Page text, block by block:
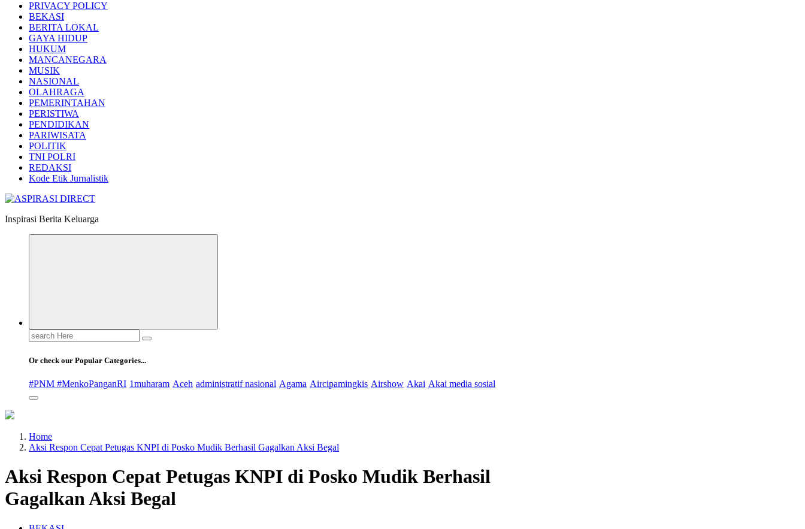
PRIVACY POLICY
BEKASI
BERITA LOKAL
GAYA HIDUP
HUKUM
MANCANEGARA
MUSIK
NASIONAL
OLAHRAGA
PEMERINTAHAN
PERISTIWA
PENDIDIKAN
PARIWISATA
POLITIK
TNI POLRI
REDAKSI
Kode Etik Jurnalistik
Inspirasi Berita Keluarga
Search
for:
Or check our Popular Categories...
#PNM #MenkoPanganRI 1muharam Aceh administratif nasional Agama Aircipamingkis Airshow Akai Akai media sosial
Home
Aksi Respon Cepat Petugas KNPI di Posko Mudik Berhasil Gagalkan Aksi Begal
Aksi Respon Cepat Petugas KNPI di Posko Mudik Berhasil
Gagalkan Aksi Begal